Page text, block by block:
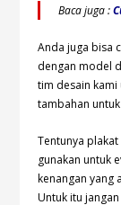
Baca juga :
Anda juga bisa
dengan model
tim desain kami
tambahan
Tentunya
gunakan untuk
kenangan yang
Untuk itu